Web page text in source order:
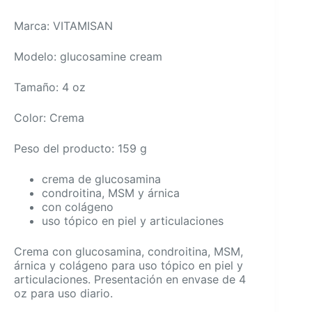
Marca: VITAMISAN
Modelo: glucosamine cream
Tamaño: 4 oz
Color: Crema
Peso del producto: 159 g
crema de glucosamina
condroitina, MSM y árnica
con colágeno
uso tópico en piel y articulaciones
Crema con glucosamina, condroitina, MSM,
árnica y colágeno para uso tópico en piel y
articulaciones. Presentación en envase de 4
oz para uso diario.